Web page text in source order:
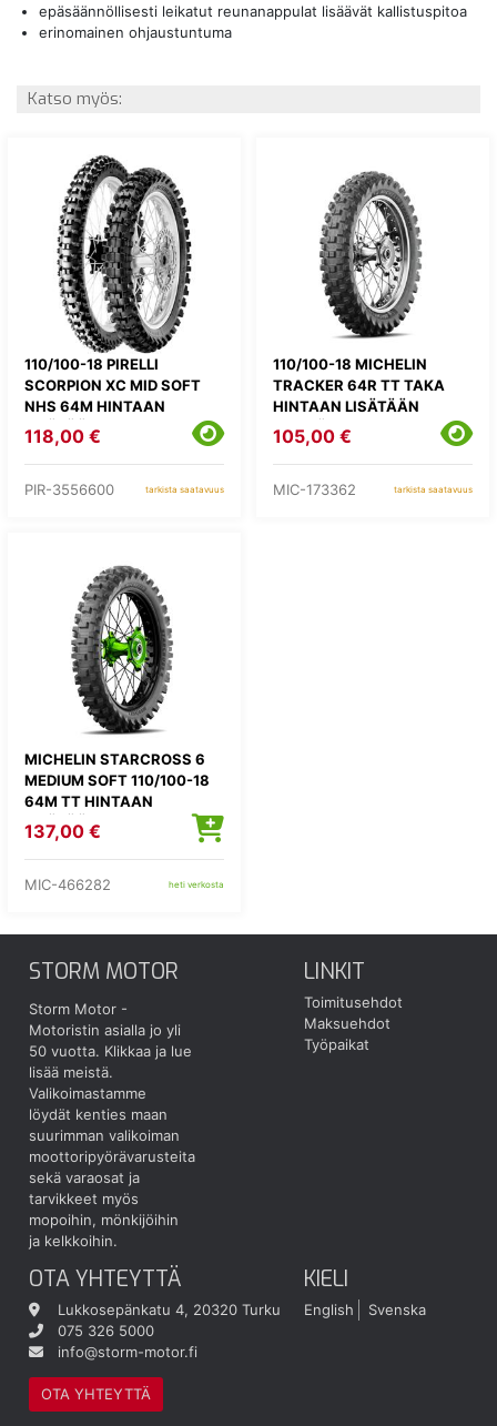
epäsäännöllisesti leikatut reunanappulat lisäävät kallistuspitoa
erinomainen ohjaustuntuma
Katso myös:
110/100-18 PIRELLI
SCORPION XC MID SOFT
NHS 64M HINTAAN
LISÄTÄÄN
KIERRÄTYSMAKSU 1,82E
118,00 €
PIR-3556600 tarkista saatavuus
110/100-18 MICHELIN
TRACKER 64R TT TAKA
HINTAAN LISÄTÄÄN
KIERRÄTYSMAKSU 1,82E
105,00 €
MIC-173362 tarkista saatavuus
MICHELIN STARCROSS 6
MEDIUM SOFT 110/100-18
64M TT HINTAAN
LISÄTÄÄN
KIERRÄTYSMAKSU 1,82E
137,00 €
MIC-466282 heti verkosta
STORM MOTOR
Storm Motor -
Motoristin asialla jo yli
50 vuotta. Klikkaa ja lue
lisää meistä.
Valikoimastamme
löydät kenties maan
suurimman valikoiman
moottoripyörävarusteita
sekä varaosat ja
tarvikkeet myös
mopoihin, mönkijöihin
ja kelkkoihin.
LINKIT
Toimitusehdot
Maksuehdot
Työpaikat
OTA YHTEYTTÄ
Lukkosepänkatu 4, 20320 Turku
075 326 5000
info@storm-motor.fi
OTA YHTEYTTÄ
KIELI
English Svenska